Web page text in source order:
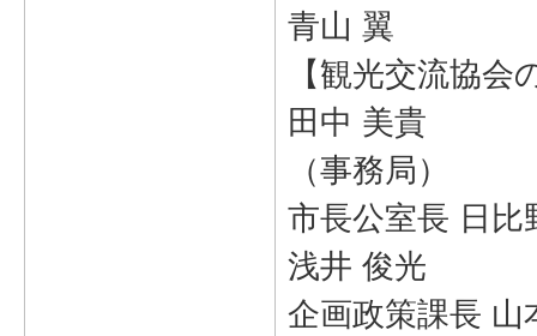
青山 翼
【観光交流協会
田中 美貴
（事務局）
市長公室長 日比
浅井 俊光
企画政策課長 山